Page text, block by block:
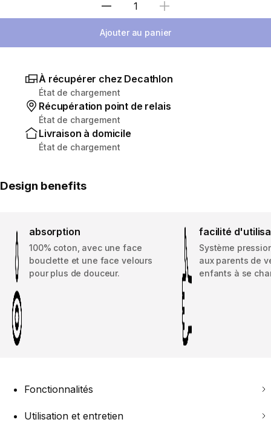
Sélectionnez la quantité
Ajouter au panier
À récupérer chez Decathlon
État de chargement
Récupération point de relais
État de chargement
Livraison à domicile
État de chargement
Design benefits
absorption
100% coton, avec une face
bouclette et une face velours
pour plus de douceur.
facilité
Système
aux parents de
enfants à se
Fonctionnalités
Utilisation et entretien